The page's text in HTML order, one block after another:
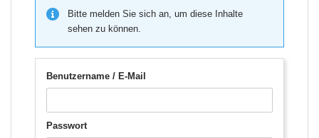
Bitte melden Sie sich an, um diese Inhalte
sehen zu können.
Benutzername / E-Mail
Passwort